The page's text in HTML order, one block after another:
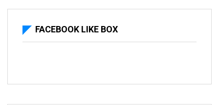
FACEBOOK LIKE BOX